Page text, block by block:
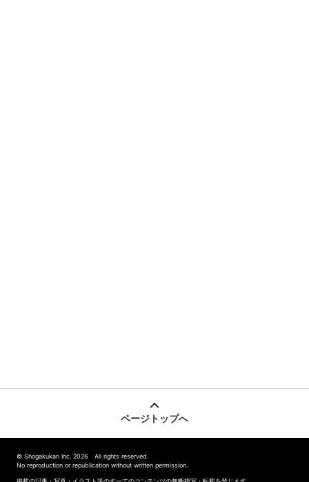
ページトップへ
© Shogakukan Inc. 2026 All rights reserved.
No reproduction or republication without written permission.